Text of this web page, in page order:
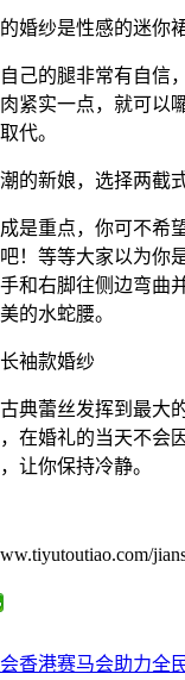
纱是性感的迷你
的腿非常有自信
紧实一点，就可以
代。
新娘，选择两截
重点，你可不希
！等等大家以为你
和右脚往侧边弯曲
的水蛇腰。
袖款婚纱
蕾丝发挥到最大
在婚礼的当天不会
让你保持冷静。
香港赛马会助力